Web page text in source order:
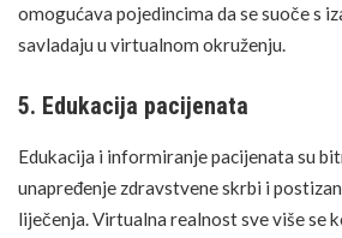
omogućava pojedincima da se suoče s
savladaju u virtualnom okruženju.
5. Edukacija pacijenata
Edukacija i informiranje pacijenata su
unapređenje zdravstvene skrbi i
liječenja. Virtualna realnost sve više se